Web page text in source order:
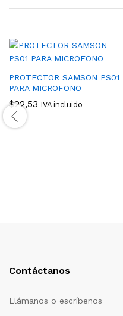
PROTECTOR SAMSON PS01
PARA MICROFONO
$22,53 IVA incluido
Contáctanos
Llámanos o escríbenos